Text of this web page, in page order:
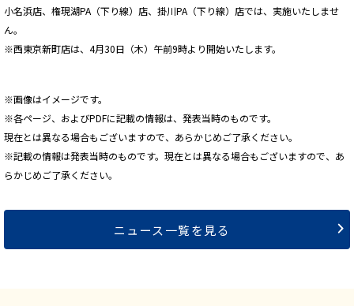
小名浜店、権現湖PA（下り線）店、掛川PA（下り線）店では、実施いたしませ
ん。
※西東京新町店は、4月30日（木）午前9時より開始いたします。
※画像はイメージです。
※各ページ、およびPDFに記載の情報は、発表当時のものです。
現在とは異なる場合もございますので、あらかじめご了承ください。
※記載の情報は発表当時のものです。現在とは異なる場合もございますので、あ
らかじめご了承ください。
ニュース一覧を見る